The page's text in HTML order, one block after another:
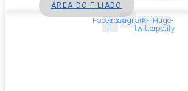
ÁREA DO FILIADO
Facebook-
f
InstagramX-
twitter
Huge-
spotify